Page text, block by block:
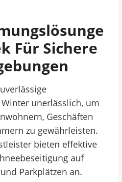
Für Sichere
unerlässlich, um
Geschäften
zu gewährleisten.
bieten effektive
auf
Parkplätzen an.